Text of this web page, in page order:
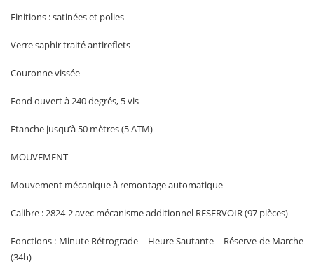
Finitions : satinées et polies
Verre saphir traité antireflets
Couronne vissée
Fond ouvert à 240 degrés, 5 vis
Etanche jusqu’à 50 mètres (5 ATM)
MOUVEMENT
Mouvement mécanique à remontage automatique
Calibre : 2824-2 avec mécanisme additionnel RESERVOIR (97 pièces)
Fonctions : Minute Rétrograde – Heure Sautante – Réserve de Marche
(34h)